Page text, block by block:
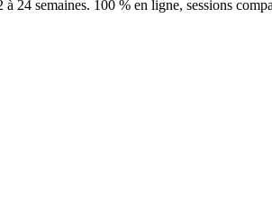
24 semaines. 100 % en ligne, sessions